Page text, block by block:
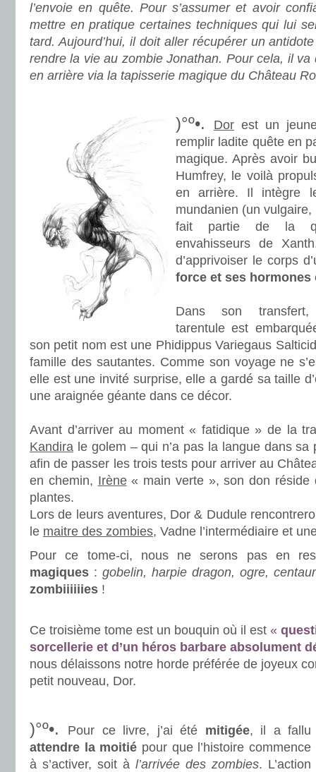
l’envoie en quête. Pour s’assumer et avoir
mettre en pratique certaines techniques qui lui
tard. Aujourd’hui, il doit aller récupérer un
rendre la vie au zombie Jonathan. Pour cela, il
en arrière via la tapisserie magique du Château
)°º•. Dor est un
remplir ladite quête en
magique. Après avoir
Humfrey, le voilà
en arrière. Il intègre
mundanien (un
fait partie de la
envahisseurs de
d’apprivoiser le corps
force et ses hormones
Dans son transfert,
tarentule est
son petit nom est une Phidippus Variegaus
famille des sautantes. Comme son voyage ne
elle est une invité surprise, elle a gardé sa taille
une araignée géante dans ce décor.
Avant d’arriver au moment « fatidique » de la
Kandira le golem – qui n’a pas la langue dans sa
afin de passer les trois tests pour arriver au
en chemin, Irène« main verte », son don réside
plantes.
Lors de leurs aventures, Dor & Dudule
le maitre des zombies, Vadne l’intermédiaire et
Pour ce tome-ci, nous ne serons pas en
magiques : gobelin, harpie dragon, ogre,
zombiiiiiies !
Ce troisième tome est un bouquin où il est «
sorcellerie et d’un héros barbare absolument
nous délaissons notre horde préférée de joyeux
petit nouveau, Dor.
)°º•. Pour ce livre, j’ai été mitigée, il a fallu
attendre la moitié pour que l’histoire commence
à s’activer, soit à l’arrivée des zombies. L’action